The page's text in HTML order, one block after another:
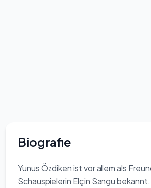
Biografie
Yunus Özdiken ist vor allem als
Schauspielerin Elçin Sangu